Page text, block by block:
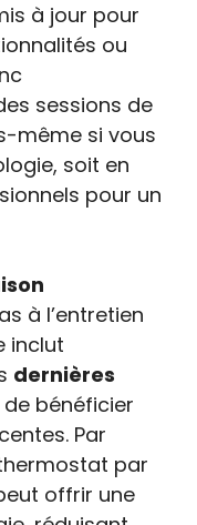
à jour pour
ou
sessions de
même si vous
soit en
pour un
à l’entretien
inclut
dernières
bénéficier
Par
par
offrir une